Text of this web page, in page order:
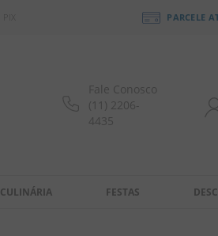
PARCELE
Fale Conosco
(11) 2206-
4435
CULINÁRIA FESTAS